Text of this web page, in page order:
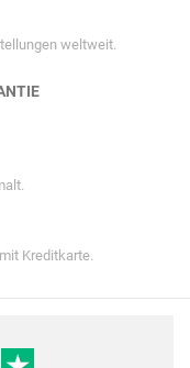
weltweit.
Kreditkarte.